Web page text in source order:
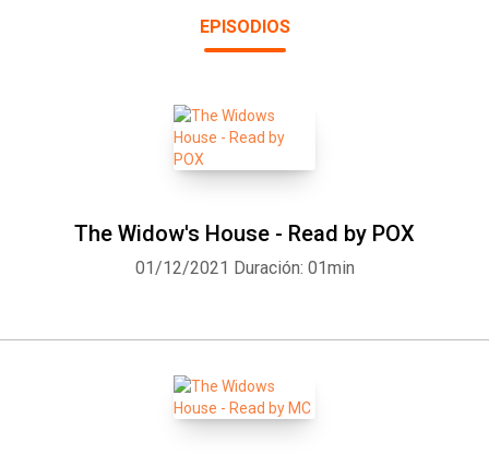
EPISODIOS
The Widow's House - Read by POX
01/12/2021 Duración: 01min